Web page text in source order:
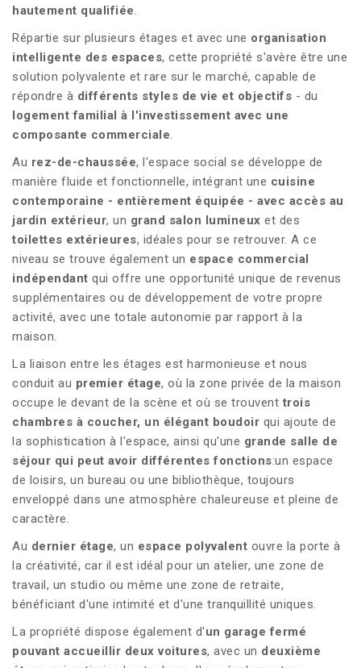
hautement qualifiée.
Répartie sur plusieurs étages et avec une organisation
intelligente des espaces, cette propriété s'avère être une
solution polyvalente et rare sur le marché, capable de
répondre à différents styles de vie et objectifs - du
logement familial à l'investissement avec une
composante commerciale.
Au rez-de-chaussée, l'espace social se développe de
manière fluide et fonctionnelle, intégrant une cuisine
contemporaine - entièrement équipée - avec accès au
jardin extérieur, un grand salon lumineux et des
toilettes extérieures, idéales pour se retrouver. A ce
niveau se trouve également un espace commercial
indépendant qui offre une opportunité unique de revenus
supplémentaires ou de développement de votre propre
activité, avec une totale autonomie par rapport à la
maison.
La liaison entre les étages est harmonieuse et nous
conduit au premier étage, où la zone privée de la maison
occupe le devant de la scène et où se trouvent trois
chambres à coucher, un élégant boudoir qui ajoute de
la sophistication à l'espace, ainsi qu'une grande salle de
séjour qui peut avoir différentes fonctions:un espace
de loisirs, un bureau ou une bibliothèque, toujours
enveloppé dans une atmosphère chaleureuse et pleine de
caractère.
Au dernier étage, un espace polyvalent ouvre la porte à
la créativité, car il est idéal pour un atelier, une zone de
travail, un studio ou même une zone de retraite,
bénéficiant d'une intimité et d'une tranquillité uniques.
La propriété dispose également d'un garage fermé
pouvant accueillir deux voitures, avec un deuxième